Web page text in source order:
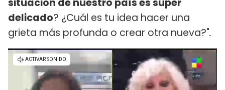
situación de nuestro país es súper
delicado? ¿Cuál es tu idea hacer una
grieta más profunda o crear otra nueva?".